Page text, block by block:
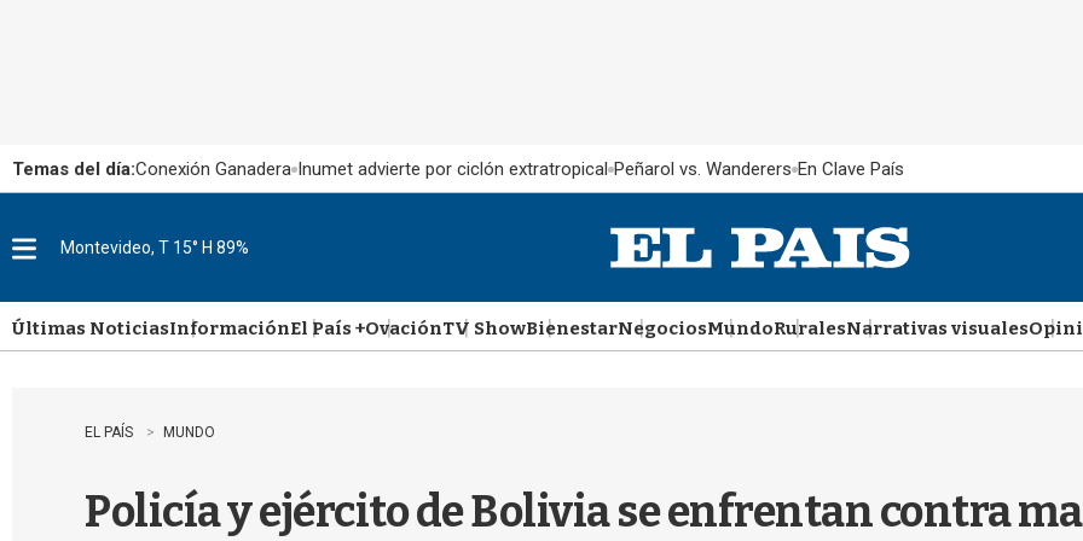
Temas del día:Conexión Ganadera Inumet advierte por ciclón extratropical Peñarol vs. Wanderers En Clave País
u
Montevideo, T 15° H 89%
Últimas NoticiasInformaciónEl País +OvaciónTV ShowBienestarNegociosMundoRuralesNarrativas visuales
EL PAÍS MUNDO
Policía y ejército de Bolivia se enfrentan contra